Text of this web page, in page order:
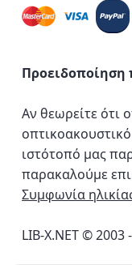
Αν θεωρείτε ότι
ιστότοπό μας
παρακαλούμε
Συμφωνία
LIB-X.NET © 2003